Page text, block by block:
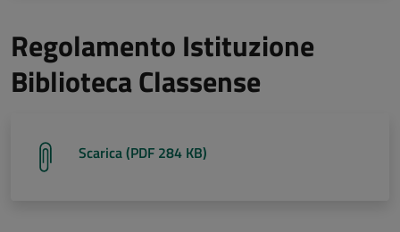
Regolamento Istituzione
Biblioteca Classense
Scarica (PDF 284 KB)